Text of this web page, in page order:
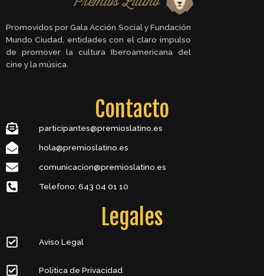
Promovidos por Gala Acción Social y Fundación
Mundo Ciudad, entidades con el claro impulso
de promover la cultura Iberoamericana del
cine y la música.
Contacto
participantes@premioslatino.es
hola@premioslatino.es
comunicacion@premioslatino.es
Telefono: 643 04 01 10
Legales
Aviso Legal
Politica de Privacidad